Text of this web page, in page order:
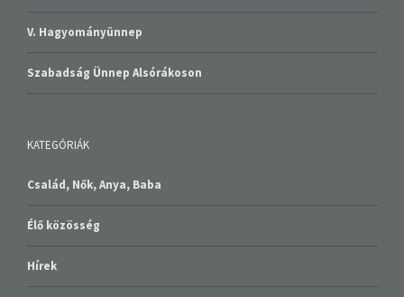
V. Hagyományünnep
Szabadság Ünnep Alsórákoson
KATEGÓRIÁK
Család, Nők, Anya, Baba
Élő közösség
Hírek